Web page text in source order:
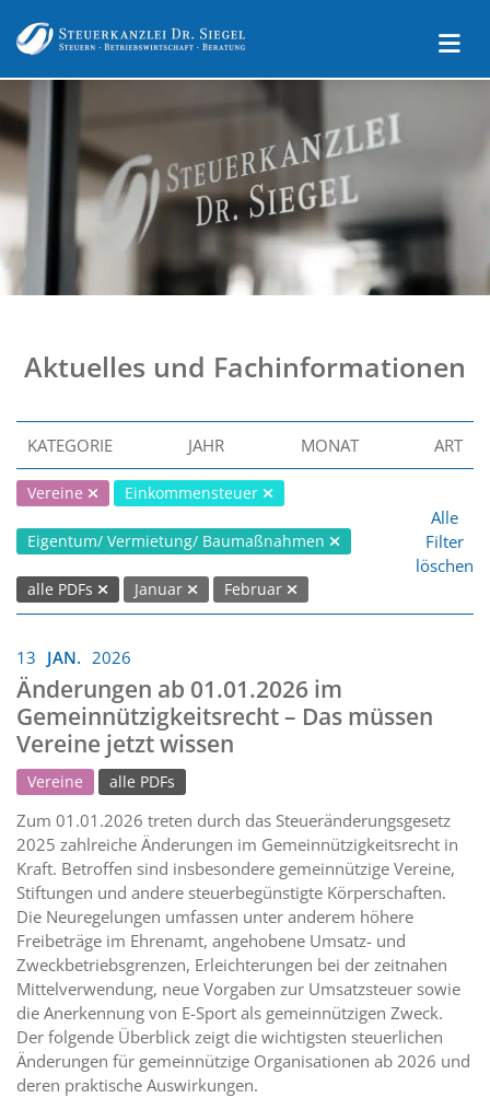
Aktuelles und Fachinformationen
KATEGORIE JAHR MONAT ART
Vereine Einkommensteuer
Eigentum/ Vermietung/ Baumaßnahmen
alle PDFs Januar Februar
Alle
Filter
löschen
13 JAN. 2026
Änderungen ab 01.01.2026 im
Gemeinnützigkeitsrecht – Das müssen
Vereine jetzt wissen
Vereine alle PDFs
Zum 01.01.2026 treten durch das Steueränderungsgesetz
2025 zahlreiche Änderungen im Gemeinnützigkeitsrecht in
Kraft. Betroffen sind insbesondere gemeinnützige Vereine,
Stiftungen und andere steuerbegünstigte Körperschaften.
Die Neuregelungen umfassen unter anderem höhere
Freibeträge im Ehrenamt, angehobene Umsatz- und
Zweckbetriebsgrenzen, Erleichterungen bei der zeitnahen
Mittelverwendung, neue Vorgaben zur Umsatzsteuer sowie
die Anerkennung von E-Sport als gemeinnützigen Zweck.
Der folgende Überblick zeigt die wichtigsten steuerlichen
Änderungen für gemeinnützige Organisationen ab 2026 und
deren praktische Auswirkungen.